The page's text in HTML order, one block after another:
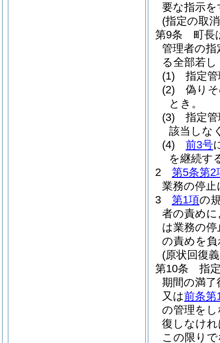
要な指示
(指定の取
第9条
町長
管理者の
る全部若
(1)
指定
(2)
偽り
とき。
(3)
指定
該当しな
(4)
前3号
を継続す
2
第5条第2
業務の停
3
第1項の
者の責め
は業務の
の責めを
(原状回復
第10条
指
期間の満
又は前条第
の管理を
復しなけ
この限り